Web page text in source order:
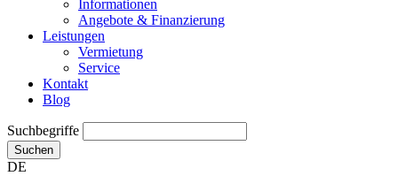
Informationen
Angebote & Finanzierung
Leistungen
Vermietung
Service
Kontakt
Blog
Suchbegriffe
Suchen
DE